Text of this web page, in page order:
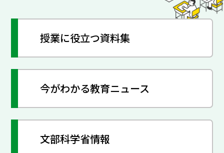
授業に役立つ資料集
今がわかる教育ニュース
文部科学省情報